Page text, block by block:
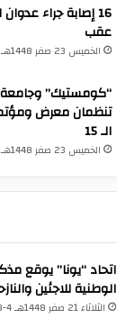
16 إصابة جراء
عقب
الخميس 23 صفر 1448هـ 6-8-2026م
“كومستيك” وجامعة
تنظمان معرض
الـ 15
الخميس 23 صفر 1448هـ 6-8-2026م
اتحاد “يونا” يوقع
الوطنية للاجئين
الثلاثاء 21 صفر 1448هـ 4-8-2026م